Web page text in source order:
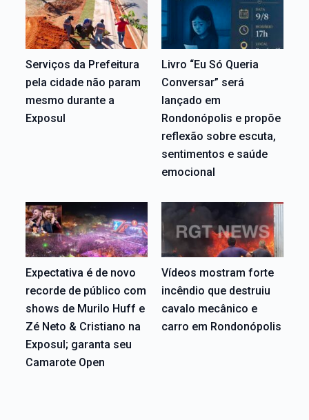
Serviços da Prefeitura
pela cidade não param
mesmo durante a
Exposul
Livro “Eu Só Queria
Conversar” será
lançado em
Rondonópolis e propõe
reflexão sobre escuta,
sentimentos e saúde
emocional
Expectativa é de novo
recorde de público com
shows de Murilo Huff e
Zé Neto & Cristiano na
Exposul; garanta seu
Camarote Open
Vídeos mostram forte
incêndio que destruiu
cavalo mecânico e
carro em Rondonópolis